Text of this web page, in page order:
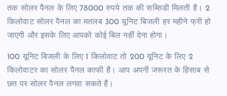
तक सोलर पैनल के लिए 78000 रुपये तक की सब्सिडी मिलती है। 2
किलोवाट सोलर पैनल का मतलब 300 यूनिट बिजली हर महीने फ्री हो
जाएगी और इसके लिए आपको कोई बिल नहीं देना होगा।
100 यूनिट बिजली के लिए 1 किलोवाट तो 200 यूनिट के लिए 2
किलोवाटर का सोलर पैनल काफी है। आप अपनी जरूरत के हिसाब से
छत पर सोलर पैनल लगवा सकते हैं।